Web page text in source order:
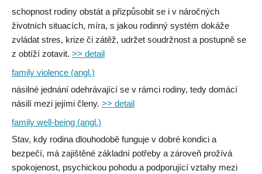
schopnost rodiny obstát a přizpůsobit se i v náročných
životních situacích, míra, s jakou rodinný systém dokáže
zvládat stres, krize či zátěž, udržet soudržnost a postupně se
z obtíží zotavit. >> detail
family violence (angl.)
násilné jednání odehrávající se v rámci rodiny, tedy domácí
násilí mezi jejími členy. >> detail
family well-being (angl.)
Stav, kdy rodina dlouhodobě funguje v dobré kondici a
bezpečí, má zajištěné základní potřeby a zároveň prožívá
spokojenost, psychickou pohodu a podporující vztahy mezi